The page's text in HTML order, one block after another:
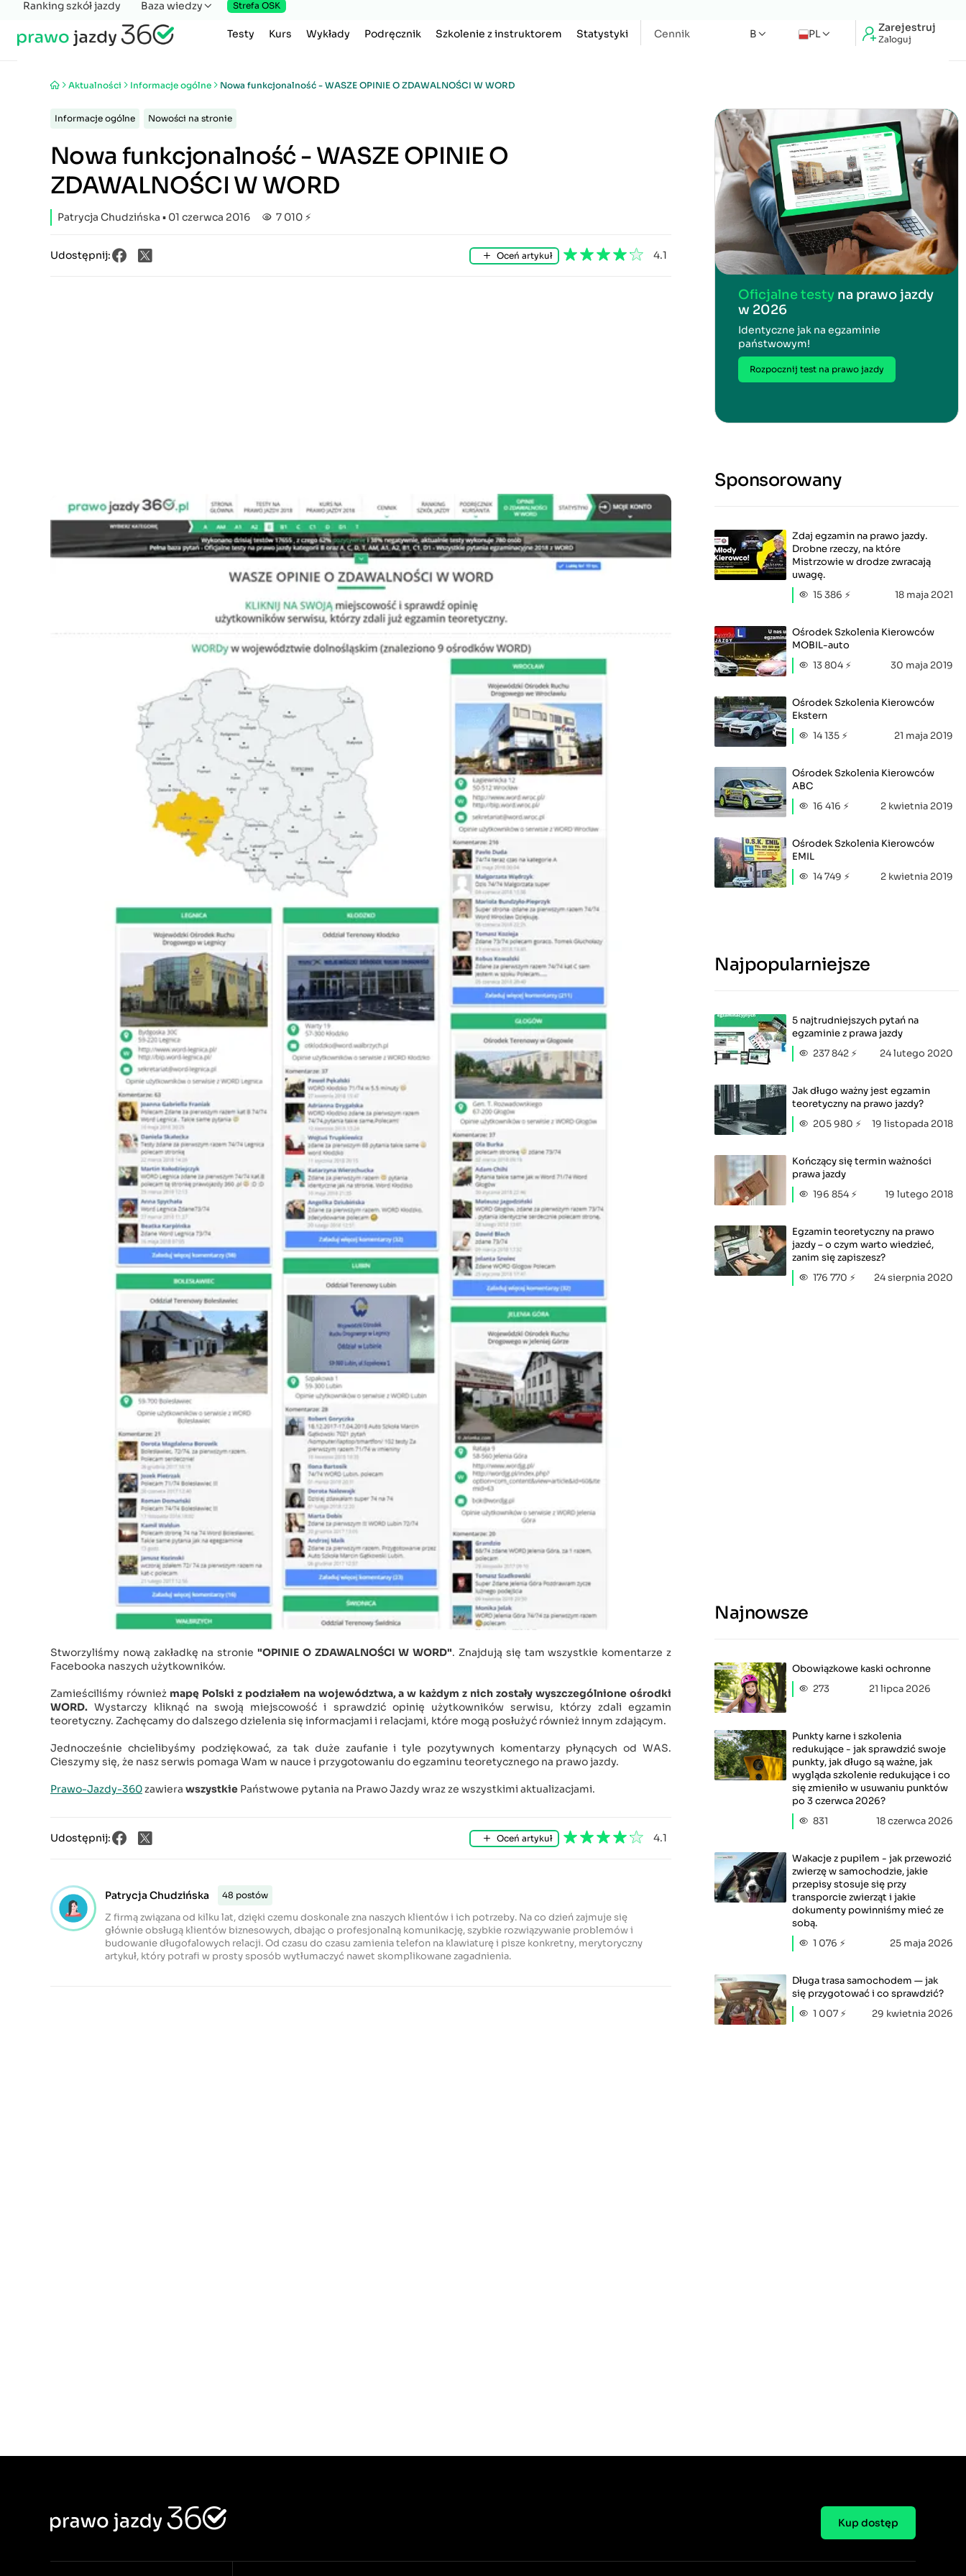
Zarejestruj
Zaloguj
PL
Testy Kurs Wykłady Podręcznik Szkolenie z instruktorem Statystyki Cennik B
Ranking szkół jazdy Baza wiedzy Strefa OSK
Aktualności Informacje ogólne Nowa funkcjonalność - WASZE OPINIE O ZDAWALNOŚCI W WORD
Informacje ogólne Nowości na stronie
Nowa funkcjonalność - WASZE OPINIE O
ZDAWALNOŚCI W WORD
Patrycja Chudzińska ▪ 01 czerwca 2016 7 010 ⚡
Udostępnij: Oceń artykuł 4.1
Stworzyliśmy nową zakładkę na stronie "OPINIE O ZDAWALNOŚCI W WORD". Znajdują się tam wszystkie komentarze z
Facebooka naszych użytkowników.
Zamieściliśmy również mapę Polski z podziałem na województwa, a w każdym z nich zostały wyszczególnione ośrodki
WORD. Wystarczy kliknąć na swoją miejscowość i sprawdzić opinię użytkowników serwisu, którzy zdali egzamin
teoretyczny. Zachęcamy do dalszego dzielenia się informacjami i relacjami, które mogą posłużyć również innym zdającym.
Jednocześnie chcielibyśmy podziękować, za tak duże zaufanie i tyle pozytywnych komentarzy płynących od WAS.
Cieszymy się, że nasz serwis pomaga Wam w nauce i przygotowaniu do egzaminu teoretycznego na prawo jazdy.
Prawo-Jazdy-360zawiera wszystkie Państwowe pytania na Prawo Jazdy wraz ze wszystkimi aktualizacjami.
Udostępnij: Oceń artykuł 4.1
Patrycja Chudzińska 48 postów
Z firmą związana od kilku lat, dzięki czemu doskonale zna naszych klientów i ich potrzeby. Na co dzień zajmuje się
głównie obsługą klientów biznesowych, dbając o profesjonalną komunikację, szybkie rozwiązywanie problemów i
budowanie długofalowych relacji. Od czasu do czasu zamienia telefon na klawiaturę i pisze konkretny, merytoryczny
artykuł, który potrafi w prosty sposób wytłumaczyć nawet skomplikowane zagadnienia.
Oficjalne testy na prawo jazdy
w 2026
Identyczne jak na egzaminie
państwowym!
Rozpocznij test na prawo jazdy
Sponsorowany
Zdaj egzamin na prawo jazdy.
Drobne rzeczy, na które
Mistrzowie w drodze zwracają
uwagę.
15 386 ⚡
18 maja 2021
Ośrodek Szkolenia Kierowców
MOBIL-auto
13 804 ⚡
30 maja 2019
Ośrodek Szkolenia Kierowców
Ekstern
14 135 ⚡
21 maja 2019
Ośrodek Szkolenia Kierowców
ABC
16 416 ⚡
2 kwietnia 2019
Ośrodek Szkolenia Kierowców
EMIL
14 749 ⚡
2 kwietnia 2019
Najpopularniejsze
5 najtrudniejszych pytań na
egzaminie z prawa jazdy
237 842 ⚡
24 lutego 2020
Jak długo ważny jest egzamin
teoretyczny na prawo jazdy?
205 980 ⚡
19 listopada 2018
Kończący się termin ważności
prawa jazdy
196 854 ⚡
19 lutego 2018
Egzamin teoretyczny na prawo
jazdy – o czym warto wiedzieć,
zanim się zapiszesz?
176 770 ⚡
24 sierpnia 2020
Najnowsze
Obowiązkowe kaski ochronne
273
21 lipca 2026
Punkty karne i szkolenia
redukujące - jak sprawdzić swoje
punkty, jak długo są ważne, jak
wygląda szkolenie redukujące i co
się zmieniło w usuwaniu punktów
po 3 czerwca 2026?
831
18 czerwca 2026
Wakacje z pupilem - jak przewozić
zwierzę w samochodzie, jakie
przepisy stosuje się przy
transporcie zwierząt i jakie
dokumenty powinniśmy mieć ze
sobą.
1 076 ⚡
25 maja 2026
Długa trasa samochodem — jak
się przygotować i co sprawdzić?
1 007 ⚡
29 kwietnia 2026
Kup dostęp